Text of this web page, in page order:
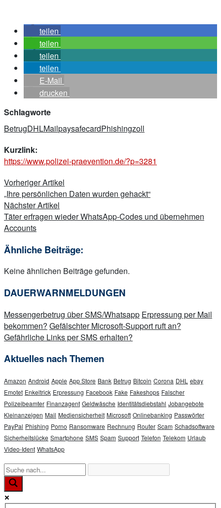
teilen
teilen
teilen
teilen
E-Mail
drucken
Schlagworte
BetrugDHLMailpaysafecardPhishingzoll
Kurzlink:
https://www.polizei-praevention.de/?p=3281
Beitragsnavigation
Vorheriger Artikel
„Ihre persönlichen Daten wurden gehackt“
Nächster Artikel
Täter erfragen wieder WhatsApp-Codes und übernehmen
Accounts
Ähnliche Beiträge:
Keine ähnlichen Beiträge gefunden.
DAUERWARNMELDUNGEN
Messengerbetrug über SMS/Whatsapp Erpressung per Mail
bekommen? Gefälschter Microsoft-Support ruft an?
Gefährliche Links per SMS erhalten?
Aktuelles nach Themen
Amazon Android Apple App Store Bank Betrug Bitcoin Corona DHL ebay
Emotet Enkeltrick Erpressung Facebook Fake Fakeshops Falscher
Polizeibeamter Finanzagent Geldwäsche Identitätsdiebstahl Jobangebote
Kleinanzeigen Mail Mediensicherheit Microsoft Onlinebanking Passwörter
PayPal Phishing Porno Ransomware Rechnung Router Scam Schadsoftware
Sicherheitslücke Smartphone SMS Spam Support Telefon Telekom Urlaub
Video-Ident WhatsApp